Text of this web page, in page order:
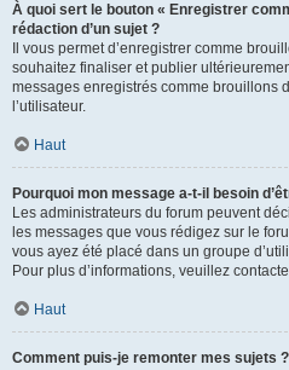
À quoi sert le bouton « Enregistrer
rédaction d’un sujet ?
Il vous permet d’enregistrer comme
souhaitez finaliser et publier
messages enregistrés comme brouillons
l’utilisateur.
Haut
Pourquoi mon message a-t-il besoin
Les administrateurs du forum peuvent
les messages que vous rédigez sur le
vous ayez été placé dans un groupe
Pour plus d’informations, veuillez
Haut
Comment puis-je remonter mes sujets ?